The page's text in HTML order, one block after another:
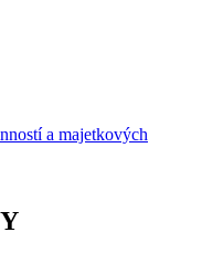
a majetkových